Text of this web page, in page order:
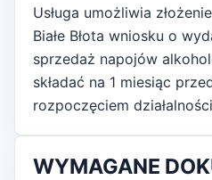
Usługa umożliwia
Białe Błota wniosku o
sprzedaż napojów
składać na 1 miesiąc
rozpoczęciem
WYMAGANE